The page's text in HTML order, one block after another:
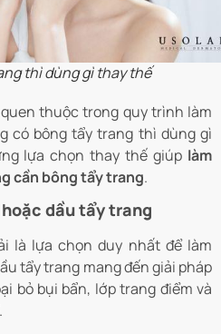
thì dùng gì thay thế
thuộc trong quy trình làm
có bông tẩy trang thì dùng gì
lựa chọn thay thế giúp làm
cần bông tẩy trang.
dầu tẩy trang
là lựa chọn duy nhất để làm
tẩy trang mang đến giải pháp
bỏ bụi bẩn, lớp trang điểm và